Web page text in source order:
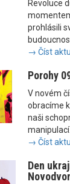
Revoluce
prohlásili
→ Číst
Porohy
V novém
obracíme
naši
manipulací.
→ Číst
Den